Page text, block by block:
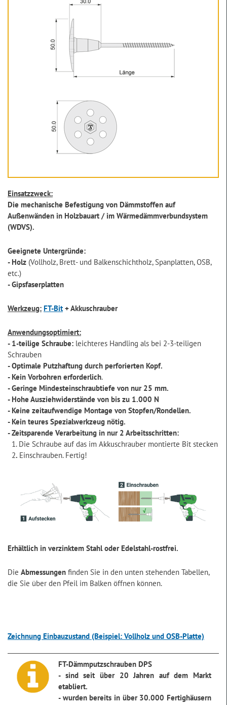
Einsatzzweck:
Die mechanische Befestigung von Dämmstoffen auf
Außenwänden in Holzbauart / im Wärmedämmverbundsystem
(WDVS).
Geeignete Untergründe:
- Holz (Vollholz, Brett- und Balkenschichtholz, Spanplatten, OSB,
etc.)
- Gipsfaserplatten
Werkzeug: FT-Bit + Akkuschrauber
Anwendungsoptimiert:
- 1-teilige Schraube: leichteres Handling als bei 2-3-teiligen
Schrauben
- Optimale Putzhaftung durch perforierten Kopf.
- Kein Vorbohren erforderlich.
- Geringe Mindesteinschraubtiefe von nur 25 mm.
- Hohe Ausziehwiderstände von bis zu 1.000 N
- Keine zeitaufwendige Montage von Stopfen/Rondellen.
- Kein teures Spezialwerkzeug nötig.
- Zeitsparende Verarbeitung in nur 2 Arbeitsschritten:
1. Die Schraube auf das im Akkuschrauber montierte Bit stecken
2. Einschrauben. Fertig!
Erhältlich in verzinktem Stahl oder Edelstahl-rostfrei.
Die Abmessungen finden Sie in den unten stehenden Tabellen,
die Sie über den Pfeil im Balken öffnen können.
Zeichnung Einbauzustand (Beispiel: Vollholz und OSB-Platte)
FT-Dämmputzschrauben DPS
- sind seit über 20 Jahren auf dem Markt
etabliert.
- wurden bereits in über 30.000 Fertighäusern